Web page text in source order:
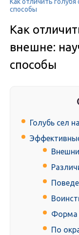
Как отличить
способы
Как
внешне:
способы
Голубь сел
Форма
По